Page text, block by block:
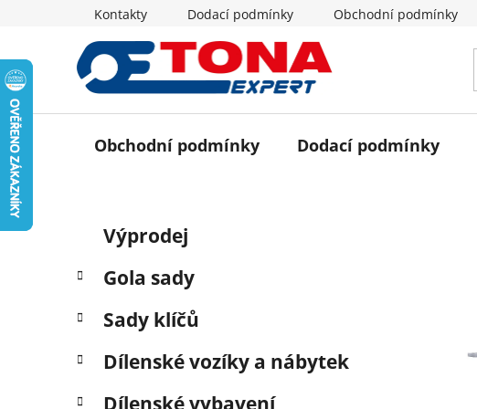
Kontakty Dodací podmínky Obchodní podmínky
Obchodní podmínky Dodací podmínky
s
r
n
n
Přeskočit
kategorie
e
o
i
Výprodej
Gola sady
Sady klíčů
Dílenské vozíky a nábytek
Dílenské vybavení